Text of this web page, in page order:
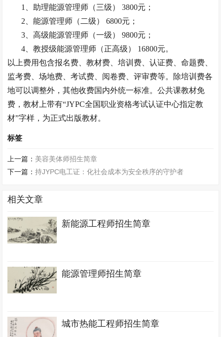
1、 助理能源管理师（三级） 3800元 ；
2、能源管理师（二级） 6800元 ；
3、高级能源管理师（一级） 9800元 ；
4、教授级能源管理师（正高级） 16800元。
以上费用包含报名费、教材费、培训费、认证费、命题费、
监考费、场地费、考试费、阅卷费、评审费等。除培训费各
地可以调整外，其他收费国内外统一标准。公共课教材免
费，教材上带有“JYPC全国职业资格考试认证中心指定教
材”字样，为正式出版教材。
标签
上一篇： 美容美体师招生简章
下一篇：持JYPC电工证：化社会成本为安全秩序的守护者
相关文章
新能源工程师招生简章
能源管理师招生简章
城市热能工程师招生简章